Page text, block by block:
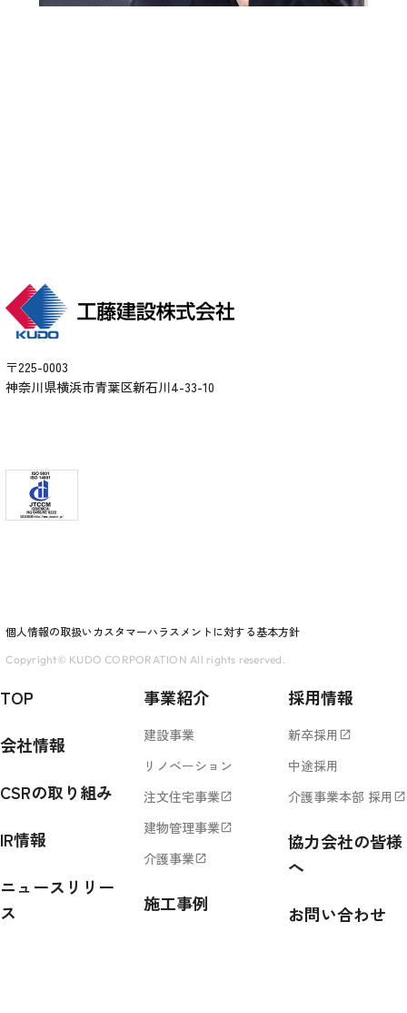
〒225-0003
神奈川県横浜市青葉区新石川4-33-10
個人情報の取扱い カスタマーハラスメントに対する基本方針
Copyright© KUDO CORPORATION All rights reserved.
TOP
会社情報
CSRの取り組み
IR情報
ニュースリリー
ス
事業紹介
建設事業
リノベーション
注文住宅事業open_in_new
建物管理事業open_in_new
介護事業open_in_new
施工事例
採用情報
新卒採用 open_in_new
中途採用
介護事業本部 採用 open_in_new
協力会社の皆様
へ
お問い合わせ